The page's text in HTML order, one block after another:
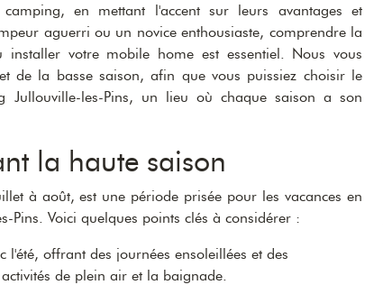
en mettant l'accent sur leurs avantages et
aguerri ou un novice enthousiaste, comprendre la
votre mobile home est essentiel. Nous vous
de la basse saison, afin que vous puissiez choisir le
les-Pins, un lieu où chaque saison a son
la haute saison
à août, est une période prisée pour les vacances en
Voici quelques points clés à considérer :
offrant des journées ensoleillées et des
de plein air et la baignade.